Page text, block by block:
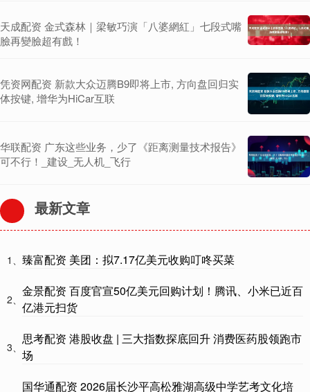
天成配资 金式森林｜梁敏巧演「八婆網紅」七段式嘴
臉再變臉超有戲！
凭资网配资 新款大众迈腾B9即将上市, 方向盘回归实
体按键, 增华为HiCar互联
华联配资 广东这些业务，少了《距离测量技术报告》
可不行！_建设_无人机_飞行
最新文章
1、 臻富配资 美团：拟7.17亿美元收购叮咚买菜
2、
金景配资 百度官宣50亿美元回购计划！腾讯、小米已近百
亿港元扫货
3、
思考配资 港股收盘 | 三大指数探底回升 消费医药股领跑市
场
国华通配资 2026届长沙平高松雅湖高级中学艺考文化培